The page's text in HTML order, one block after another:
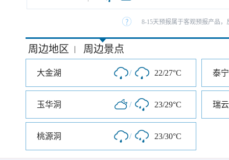
8-15天预报属于客观预报产品
周边地区 | 周边景点
大金湖 / 22/27°C 泰
玉华洞 / 23/29°C 瑞
桃源洞 / 23/30°C